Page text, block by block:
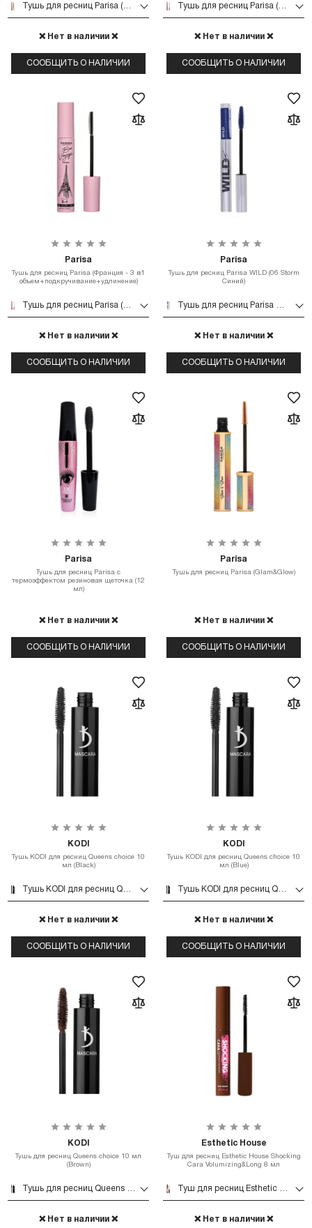
Тушь для ресниц Parisa (Италия - удлинение)
❌ Нет в наличии ❌
СООБЩИТЬ О НАЛИЧИИ
Тушь для ресниц Parisa (Англия - Maxx объем)
❌ Нет в наличии ❌
СООБЩИТЬ О НАЛИЧИИ
Parisa
Тушь для ресниц Parisa (Франция - 3 в1
объем+подкручивание+удлинение)
Тушь для ресниц Parisa (Франция - 3 в1 объем+подкручивание+удлинение)
❌ Нет в наличии ❌
СООБЩИТЬ О НАЛИЧИИ
Parisa
Тушь для ресниц Parisa WILD (06 Storm
Синий)
Тушь для ресниц Parisa WILD (06 Storm Синий)
❌ Нет в наличии ❌
СООБЩИТЬ О НАЛИЧИИ
Parisa
Тушь для ресниц Parisa с
термоэффектом резиновая щеточка (12
мл)
❌ Нет в наличии ❌
СООБЩИТЬ О НАЛИЧИИ
Parisa
Тушь для ресниц Parisa (Glam&Glow)
❌ Нет в наличии ❌
СООБЩИТЬ О НАЛИЧИИ
KODI
Тушь KODI для ресниц Queens choice 10
мл (Black)
Тушь KODI для ресниц Queens choice 10 мл (Black)
❌ Нет в наличии ❌
СООБЩИТЬ О НАЛИЧИИ
KODI
Тушь KODI для ресниц Queens choice 10
мл (Blue)
Тушь KODI для ресниц Queens choice 10 мл (Blue)
❌ Нет в наличии ❌
СООБЩИТЬ О НАЛИЧИИ
KODI
Тушь для ресниц Queens choice 10 мл
(Brown)
Тушь для ресниц Queens choice 10 мл (Brown)
❌ Нет в наличии ❌
Esthetic House
Туш для ресниц Esthetic House Shocking
Cara Volumizing&Long 8 мл
Туш для ресниц Esthetic House Shocking Cara Volumizing&Long 8 мл
❌ Нет в наличии ❌